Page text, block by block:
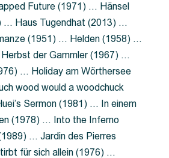
Future (1971) … Hänsel
… Haus Tugendhat (2013) …
(1951) … Helden (1958) …
der Gammler (1967) …
… Holiday am Wörthersee
wood would a woodchuck
Sermon (1981) … In einem
(1978) … Into the Inferno
… Jardin des Pierres
für sich allein (1976) …